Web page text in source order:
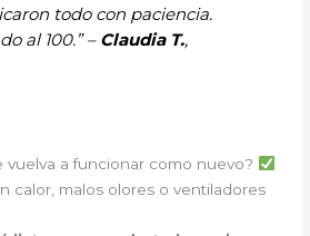
todo con paciencia.
al 100.” – Claudia T.,
vuelva a funcionar como nuevo?
calor, malos olores o ventiladores